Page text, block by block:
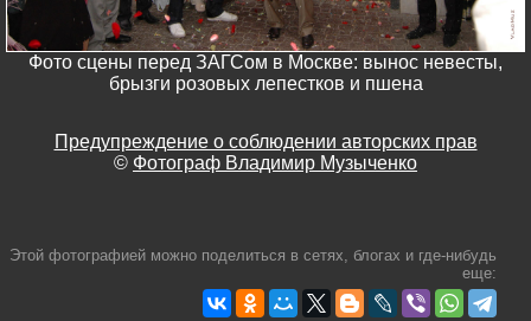
Фото сцены перед ЗАГСом в Москве: вынос невесты,
брызги розовых лепестков и пшена
Предупреждение о соблюдении авторских прав
© Фотограф Владимир Музыченко
Этой фотографией можно поделиться в сетях, блогах и где-нибудь
еще: